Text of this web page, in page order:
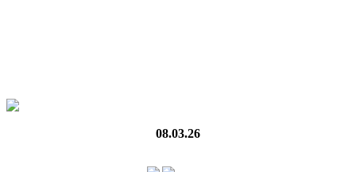
08.03.26